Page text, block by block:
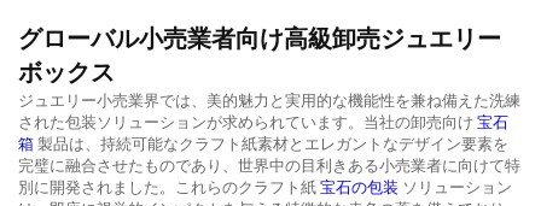
グローバル小売業者向け高級卸売ジュエリー
ボックス
ジュエリー小売業界では、美的魅力と実用的な機能性を兼ね備えた洗練
された包装ソリューションが求められています。当社の卸売向け 宝石
箱製品は、持続可能なクラフト紙素材とエレガントなデザイン要素を
完璧に融合させたものであり、世界中の目利きある小売業者に向けて特
別に開発されました。これらのクラフト紙宝石の包装 ソリューション